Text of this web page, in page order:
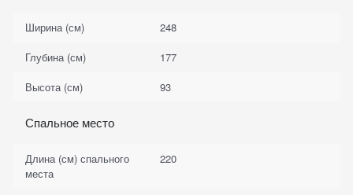
Ширина (см)
248
Глубина (см)
177
Высота (см)
93
Спальное место
Длина (см) спального
места
220